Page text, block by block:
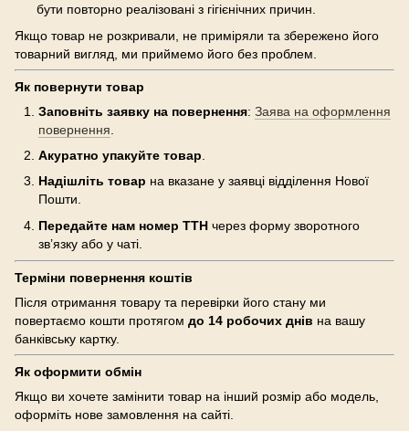
бути повторно реалізовані з гігієнічних причин.
Якщо товар не розкривали, не приміряли та збережено його
товарний вигляд, ми приймемо його без проблем.
Як повернути товар
Заповніть заявку на повернення: Заява на оформлення
повернення
Акуратно упакуйте товар
Надішліть товар на вказане у заявці відділення Нової
Пошти.
Передайте нам номер ТТН через форму зворотного
зв’язку або у чаті.
Терміни повернення коштів
Після отримання товару та перевірки його стану ми
повертаємо кошти протягом до 14 робочих днів на вашу
банківську картку.
Як оформити обмін
Якщо ви хочете замінити товар на інший розмір або модель,
оформіть нове замовлення на сайті.